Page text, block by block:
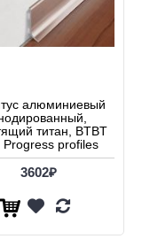
алюминиевый
титан, BTBT
Progress profiles
3602₽